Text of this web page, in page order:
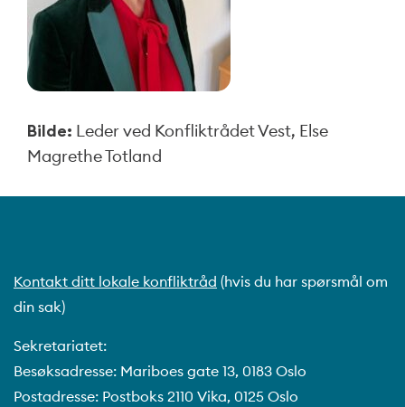
Bilde: Leder ved Konfliktrådet Vest, Else
Magrethe Totland
Kontakt ditt lokale konfliktråd (hvis du har spørsmål om
din sak)
Sekretariatet:
Besøksadresse: Mariboes gate 13, 0183 Oslo
Postadresse: Postboks 2110 Vika, 0125 Oslo